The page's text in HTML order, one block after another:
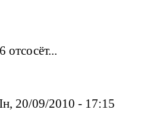
20/09/2010 - 17:15